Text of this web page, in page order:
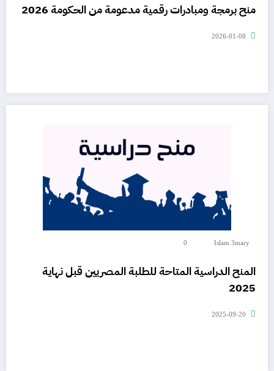
منح برمجة ومبادرات رقمية مدعومة من الحكومة 2026
2026-01-08
Islam 3mary
0
المنح الدراسية المتاحة للطلبة المصريين قبل نهاية
2025
2025-09-20